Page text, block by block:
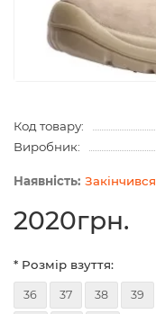
Код товару:
Виробник:
Закінчився
2020грн.
* Розмір взуття:
36 37 38 39